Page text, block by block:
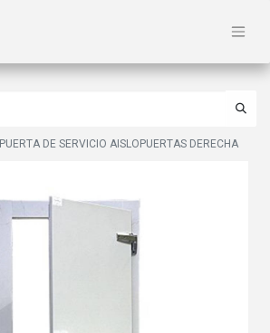
PUERTA DE SERVICIO AISLOPUERTAS DERECHA